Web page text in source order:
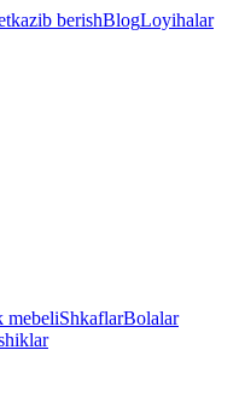
berishBlogLoyihalar
mebeliShkaflarBolalar